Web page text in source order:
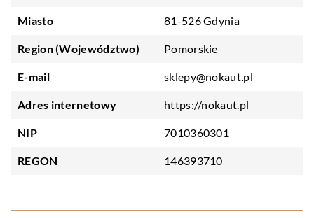
Miasto 81-526 Gdynia
Region (Województwo) Pomorskie
E-mail sklepy@nokaut.pl
Adres internetowy https://nokaut.pl
NIP 7010360301
REGON 146393710